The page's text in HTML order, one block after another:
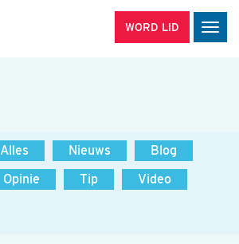
WORD LID
Alles Nieuws
Blog
Opinie Tip
Video